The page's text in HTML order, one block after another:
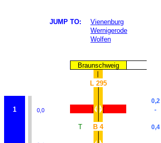
JUMP TO:
Vienenburg
Wernigerode
Wolfen
Braunschweig
L 295
0,2
1 0,0 ] [ -
T B 4 0,4